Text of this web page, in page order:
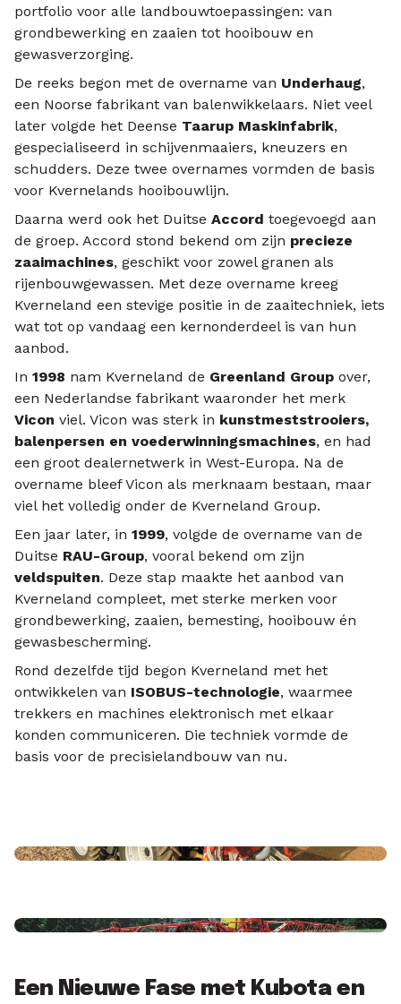
portfolio voor alle landbouwtoepassingen: van
grondbewerking en zaaien tot hooibouw en
gewasverzorging.
De reeks begon met de overname van Underhaug,
een Noorse fabrikant van balenwikkelaars. Niet veel
later volgde het Deense Taarup Maskinfabrik,
gespecialiseerd in schijvenmaaiers, kneuzers en
schudders. Deze twee overnames vormden de basis
voor Kvernelands hooibouwlijn.
Daarna werd ook het Duitse Accord toegevoegd aan
de groep. Accord stond bekend om zijn precieze
zaaimachines, geschikt voor zowel granen als
rijenbouwgewassen. Met deze overname kreeg
Kverneland een stevige positie in de zaaitechniek, iets
wat tot op vandaag een kernonderdeel is van hun
aanbod.
In 1998 nam Kverneland de Greenland Group over,
een Nederlandse fabrikant waaronder het merk
Vicon viel. Vicon was sterk in kunstmeststrooiers,
balenpersen en voederwinningsmachines, en had
een groot dealernetwerk in West-Europa. Na de
overname bleef Vicon als merknaam bestaan, maar
viel het volledig onder de Kverneland Group.
Een jaar later, in 1999, volgde de overname van de
Duitse RAU-Group, vooral bekend om zijn
veldspuiten. Deze stap maakte het aanbod van
Kverneland compleet, met sterke merken voor
grondbewerking, zaaien, bemesting, hooibouw én
gewasbescherming.
Rond dezelfde tijd begon Kverneland met het
ontwikkelen van ISOBUS-technologie, waarmee
trekkers en machines elektronisch met elkaar
konden communiceren. Die techniek vormde de
basis voor de precisielandbouw van nu.
Een Nieuwe Fase met Kubota en